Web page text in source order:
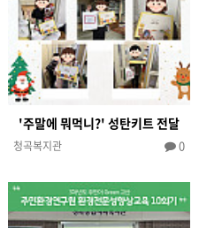
'주말에 뭐먹니?' 성탄키트 전달
청곡복지관 0